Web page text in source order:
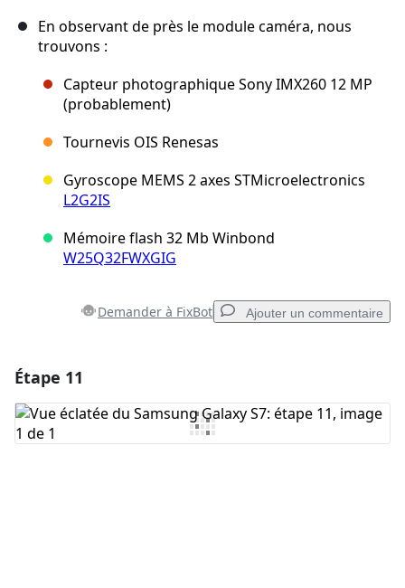
En observant de près le module caméra, nous
trouvons :
Capteur photographique Sony IMX260 12 MP
(probablement)
Tournevis OIS Renesas
Gyroscope MEMS 2 axes STMicroelectronics
L2G2IS
Mémoire flash 32 Mb Winbond
W25Q32FWXGIG
Demander à FixBot Ajouter un commentaire
Ajouter un commentaire
Étape 11